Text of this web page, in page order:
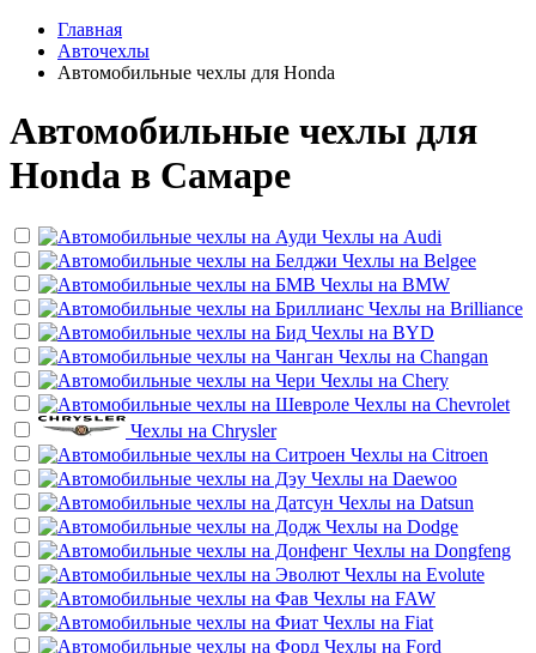
Главная
Авточехлы
Автомобильные чехлы для Honda
Автомобильные чехлы для
Honda в Самаре
Чехлы на Audi
Чехлы на Belgee
Чехлы на BMW
Чехлы на Brilliance
Чехлы на BYD
Чехлы на Changan
Чехлы на Chery
Чехлы на Chevrolet
Чехлы на Chrysler
Чехлы на Citroen
Чехлы на Daewoo
Чехлы на Datsun
Чехлы на Dodge
Чехлы на Dongfeng
Чехлы на Evolute
Чехлы на FAW
Чехлы на Fiat
Чехлы на Ford